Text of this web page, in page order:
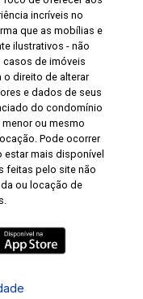
incríveis no
que as mobílias e
ilustrativos - não
de imóveis
o direito de alterar
e dados de seus
do condomínio
ou mesmo
Pode ocorrer
estar mais disponível
feitas pelo site não
ou locação de